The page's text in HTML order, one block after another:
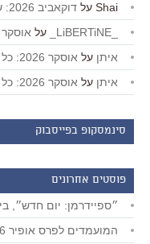
Shai על דוקאביב 2026: שש או שבע המלצות
על אוסקר 2026: כל הזוכים
איתן על אוסקר 2026: כל הזוכים
איתן על אוסקר 2026: כל הזוכים
סינמסקופ בפייסבוק
פוסטים אחרונים
״ספיידרמן: יום חדש״,
המועמדים לפרס אופיר 2026: ״עצמאות״ מוביל